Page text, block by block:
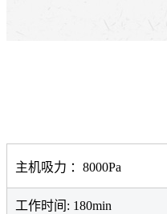
主机吸力 ：8000Pa
工作时间: 180min